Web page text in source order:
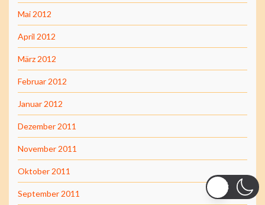
Mai 2012
April 2012
März 2012
Februar 2012
Januar 2012
Dezember 2011
November 2011
Oktober 2011
September 2011